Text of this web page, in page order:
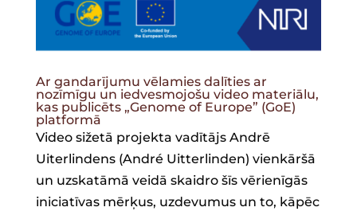
Ar gandarījumu vēlamies dalīties ar
nozīmīgu un iedvesmojošu video materiālu,
kas publicēts „Genome of Europe” (GoE)
platformā
Video sižetā projekta vadītājs Andrē
Uiterlindens (André Uitterlinden) vienkāršā
un uzskatāmā veidā skaidro šīs vērienīgās
iniciatīvas mērķus, uzdevumus un to, kāpēc